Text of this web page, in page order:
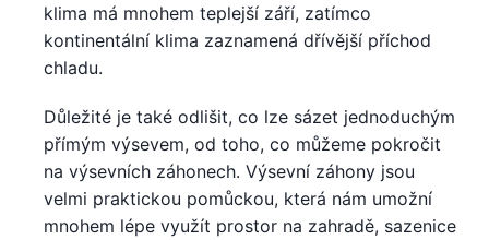
klima má mnohem teplejší září, zatímco
kontinentální klima zaznamená dřívější příchod
chladu.
Důležité je také odlišit, co lze sázet jednoduchým
přímým výsevem, od toho, co můžeme pokročit
na výsevních záhonech. Výsevní záhony jsou
velmi praktickou pomůckou, která nám umožní
mnohem lépe využít prostor na zahradě, sazenice